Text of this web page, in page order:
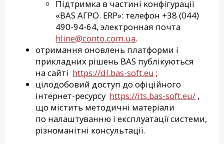
Підтримка в частині конфігурації
«BAS АГРО. ERP»: телефон +38 (044)
490-94-64, электронная почта
hline@conto.com.ua.
отримання оновлень платформи і
прикладних рішень BAS публікуються
на сайті https://dl.bas-soft.eu ;
цілодобовий доступ до офіційного
інтернет-ресурсу https://its.bas-soft.eu/ ,
що містить методичні матеріали
по налаштуванню і експлуатації системи,
різноманітні консультації.